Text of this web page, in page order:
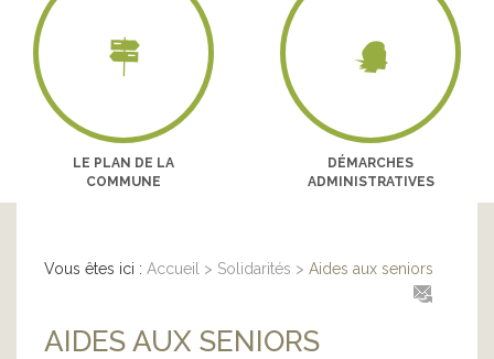
LE PLAN DE LA
COMMUNE
DÉMARCHES
ADMINISTRATIVES
Vous êtes ici : Accueil > Solidarités > Aides aux seniors
AIDES AUX SENIORS